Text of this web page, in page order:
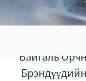
Байгаль